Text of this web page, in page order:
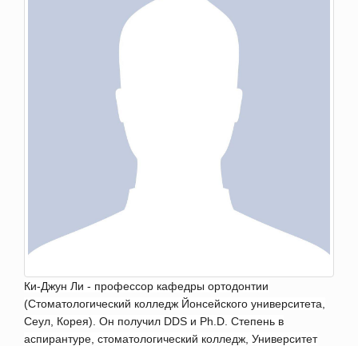
Ки-Джун Ли - профессор кафедры ортодонтии
(Стоматологический колледж Йонсейского университета,
Сеул, Корея). Он получил DDS и Ph.D. Степень в
аспирантуре, стоматологический колледж, Университет